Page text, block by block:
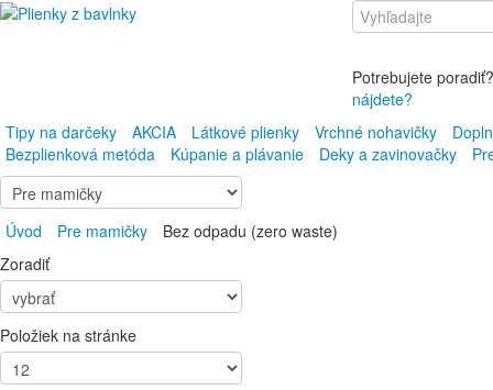
Potrebujete
nájdete?
Tipy na darčeky
AKCIA Látkové plienky Vrchné nohavičky
Bezplienková metóda
Kúpanie a plávanie Deky a zavinovačky
Úvod Pre mamičky
Bez odpadu (zero waste)
Zoradiť
Položiek na stránke